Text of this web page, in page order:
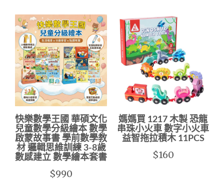
快樂數學王國 華碩文化
兒童數學分級繪本 數學
啟蒙故事書 學前數學教
材 邏輯思維訓練 3-8歲
數感建立 數學繪本套書
$990
媽媽買 1217 木製 恐龍
串珠小火車 數字小火車
益智拖拉積木 11PCS
$160